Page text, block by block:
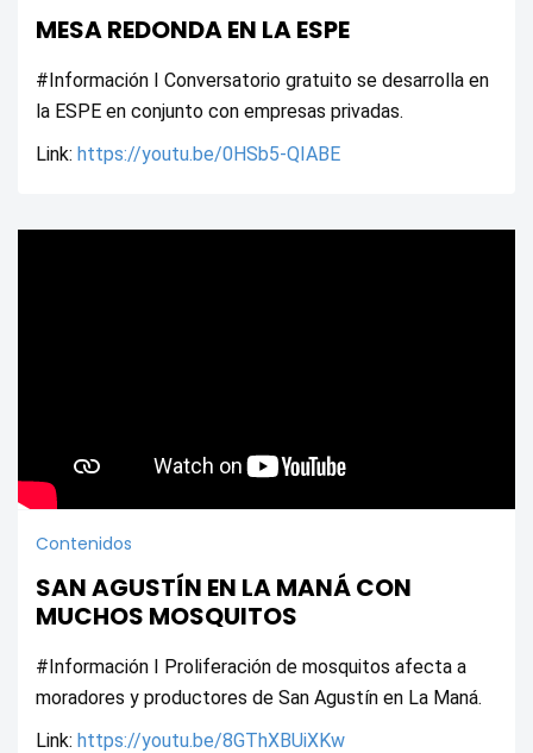
MESA REDONDA EN LA ESPE
#Información I Conversatorio gratuito se desarrolla en
la ESPE en conjunto con empresas privadas.
Link: https://youtu.be/0HSb5-QIABE
Contenidos
SAN AGUSTÍN EN LA MANÁ CON
MUCHOS MOSQUITOS
#Información I Proliferación de mosquitos afecta a
moradores y productores de San Agustín en La Maná.
Link: https://youtu.be/8GThXBUiXKw